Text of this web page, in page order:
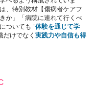
、特別教材【傷病者ケアフ
か」「病院に連れて行くべ
ついても ”体験を通じて学
だけでなく 実践力や自信も得